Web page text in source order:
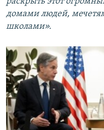
домами людей,
школами».